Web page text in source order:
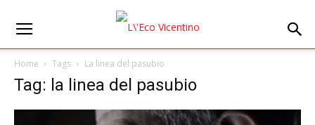
Home Tags La linea del pasubio
Tag: la linea del pasubio